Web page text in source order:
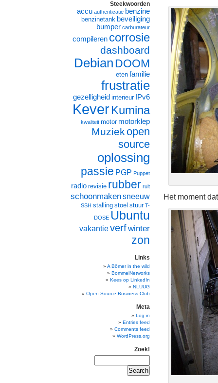
Het moment
Steekwoorden
accu authenticatie benzine
benzinetank beveiliging
bumper carburateur
compileren corrosie
dashboard
DebianDOOM
eten familie
frustratie
gezelligheid interieur IPv6
KeverKumina
kwaliteit motor motorklep
Muziek open
source
oplossing
passie PGP Puppet
radio revisie rubber ruit
schoonmakensneeuw
SSH stalling stoel stuur T-
DOSE Ubuntu
vakantieverfwinter
zon
Links
A Bömer in the wild
BommelNetworks
Kees op LinkedIn
NLUUG
Open Source Business Club
Meta
Log in
Entries feed
Comments feed
WordPress.org
Zoek!